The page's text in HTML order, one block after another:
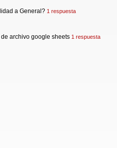
a General? 1 respuesta
archivo google sheets 1 respuesta